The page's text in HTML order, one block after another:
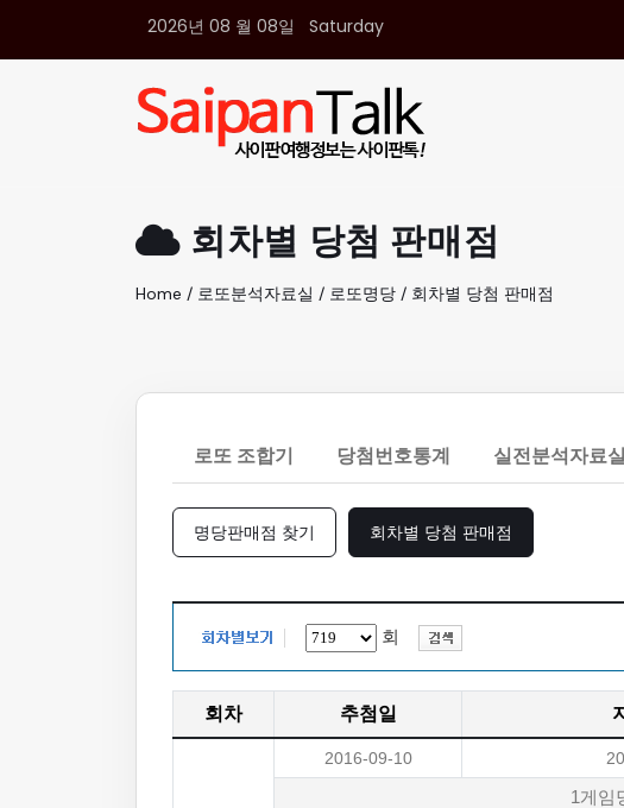
2026년 08 월 08일 Saturday
회차별 당첨 판매점
Home / 로또분석자료실 / 로또명당 / 회차별 당첨 판매점
로또 조합기 당첨번호통계 실전분석자료실
명당판매점 찾기 회차별 당첨 판매점
회
회차 추첨일
2016-09-10
1게임
여행정보
생활정보